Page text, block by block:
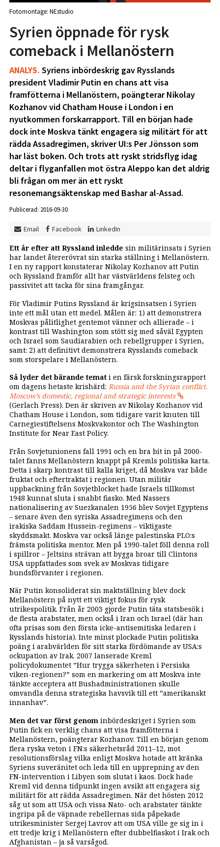
Fotomontage: NEstudio
Syrien öppnade för rysk
comeback i Mellanöstern
ANALYS. Syriens inbördeskrig gav Rysslands
president Vladimir Putin en chans att visa
framfötterna i Mellanöstern, poängterar Nikolay
Kozhanov vid Chatham House i London i en
nyutkommen forskarrapport. Till en början hade
dock inte Moskva tänkt engagera sig militärt för att
rädda Assadregimen, skriver UI:s Per Jönsson som
har läst boken. Och trots att ryskt stridsflyg idag
deltar i flyganfallen mot östra Aleppo kan det aldrig
bli frågan om mer än ett ryskt
resonemangsäktenskap med Bashar al-Assad.
Publicerad: 2016-09-30
Email Facebook LinkedIn
Ett år efter att Ryssland inledde sin militärinsats i Syrien
har landet återerövrat sin starka ställning i Mellanöstern.
I en ny rapport konstaterar Nikolay Kozhanov att Putin
och Ryssland framför allt har västvärldens felsteg och
passivitet att tacka för sina framgångar.
För Vladimir Putins Ryssland är krigs­insatsen i Syrien
inte ett mål utan ett medel. Målen är: 1) att demonstrera
Moskvas pålitlighet gentemot vänner och allierade – i
kontrast till Washington som stött sig med såväl Egypten
och Israel som Saudiarabien och rebellgrupper i Syrien,
samt: 2) att definitivt demonstrera Rysslands comeback
som storspelare i Mellanöstern.
Så lyder det bärande temati en färsk forskningsrapport
om dagens hetaste krishärd: Russia and the Syrian conflict.
Moscow’s domestic, regional and strategic interests
(Gerlach Press). Den är skriven av Nikolay Kozhanov vid
Chatham House i London, som tidigare varit knuten till
Carnegiestiftelsens Moskvakontor och The Washington
Institute for Near East Policy.
Från Sovjetunionens fall 1991 och en bra bit in på 2000-
talet fanns Mellanöstern knappt på Kremls politiska karta.
Detta i skarp kontrast till kalla kriget, då Moskva var både
fruktat och eftertraktat i regionen. Utan militär
uppbackning från Sovjetblocket hade Israels tillkomst
1948 kunnat sluta i snabbt fiasko. Med Nassers
nationalisering av Suezkanalen 1956 blev Sovjet Egyptens
– senare även den syriska Assadregimens och den
irakiska Saddam Hussein-regimens – viktigaste
skyddsmakt. Moskva var också länge palestinska PLO:s
främsta politiska mentor. Men på 1990-talet föll denna roll
i spillror – Jeltsins strävan att bygga broar till Clintons
USA uppfattades som svek av Moskvas tidigare
bundsförvanter i regionen.
När Putin konsoliderat sin maktställning blev dock
Mellanöstern på nytt ett viktigt fokus för rysk
utrikespolitik. Från år 2003 gjorde Putin täta statsbesök i
de flesta arabstater, men också i Iran och Israel (där han
ofta prisas som den första icke-antisemitiska ledaren i
Rysslands historia). Inte minst plockade Putin politiska
poäng i arabvärlden för sitt starka fördömande av USA:s
ockupation av Irak. 2007 lanserade Kreml
policydokumentet ”Hur trygga säkerheten i Persiska
viken-regionen?” som en markering om att Moskva inte
tänkte acceptera att Bushadministrationen skulle
omvandla denna strategiska havsvik till ett ”amerikanskt
innanhav”.
Men det var först genom inbördeskriget i Syrien som
Putin fick en verklig chans att visa framfötterna i
Mellanöstern, poängterar Kozhanov. Till en början genom
flera ryska veton i FN:s säkerhetsråd 2011–12, mot
resolutionsförslag vilka enligt Moskva hotade att kränka
Syriens suveränitet och leda till en upprepning av den
FN-intervention i Libyen som slutat i kaos. Dock hade
Kreml vid denna tidpunkt ingen avsikt att engagera sig
militärt för att rädda Assadregimen. När det hösten 2012
såg ut som att USA och vissa Nato- och arabstater tänkte
ingripa på de väpnade rebellernas sida påpekade
utrikesminister Sergej Lavrov att om USA ville ge sig in i
ett tredje krig i Mellanöstern efter dubbelfiaskot i Irak och
Afghanistan – ja så varsågod.